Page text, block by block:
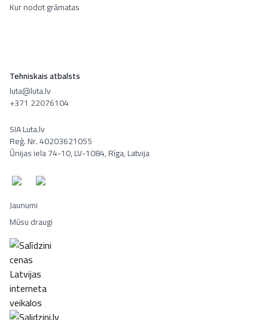
Kur nodot grāmatas
Tehniskais atbalsts
luta@luta.lv
+371 22076104
SIA Luta.lv
Reģ. Nr. 40203621055
Ūnijas iela 74-10, LV-1084, Rīga, Latvija
Jaunumi
Mūsu draugi